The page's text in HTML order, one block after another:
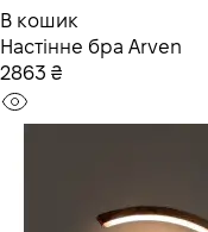
В кошик
Настінне бра Arven
2863 ₴